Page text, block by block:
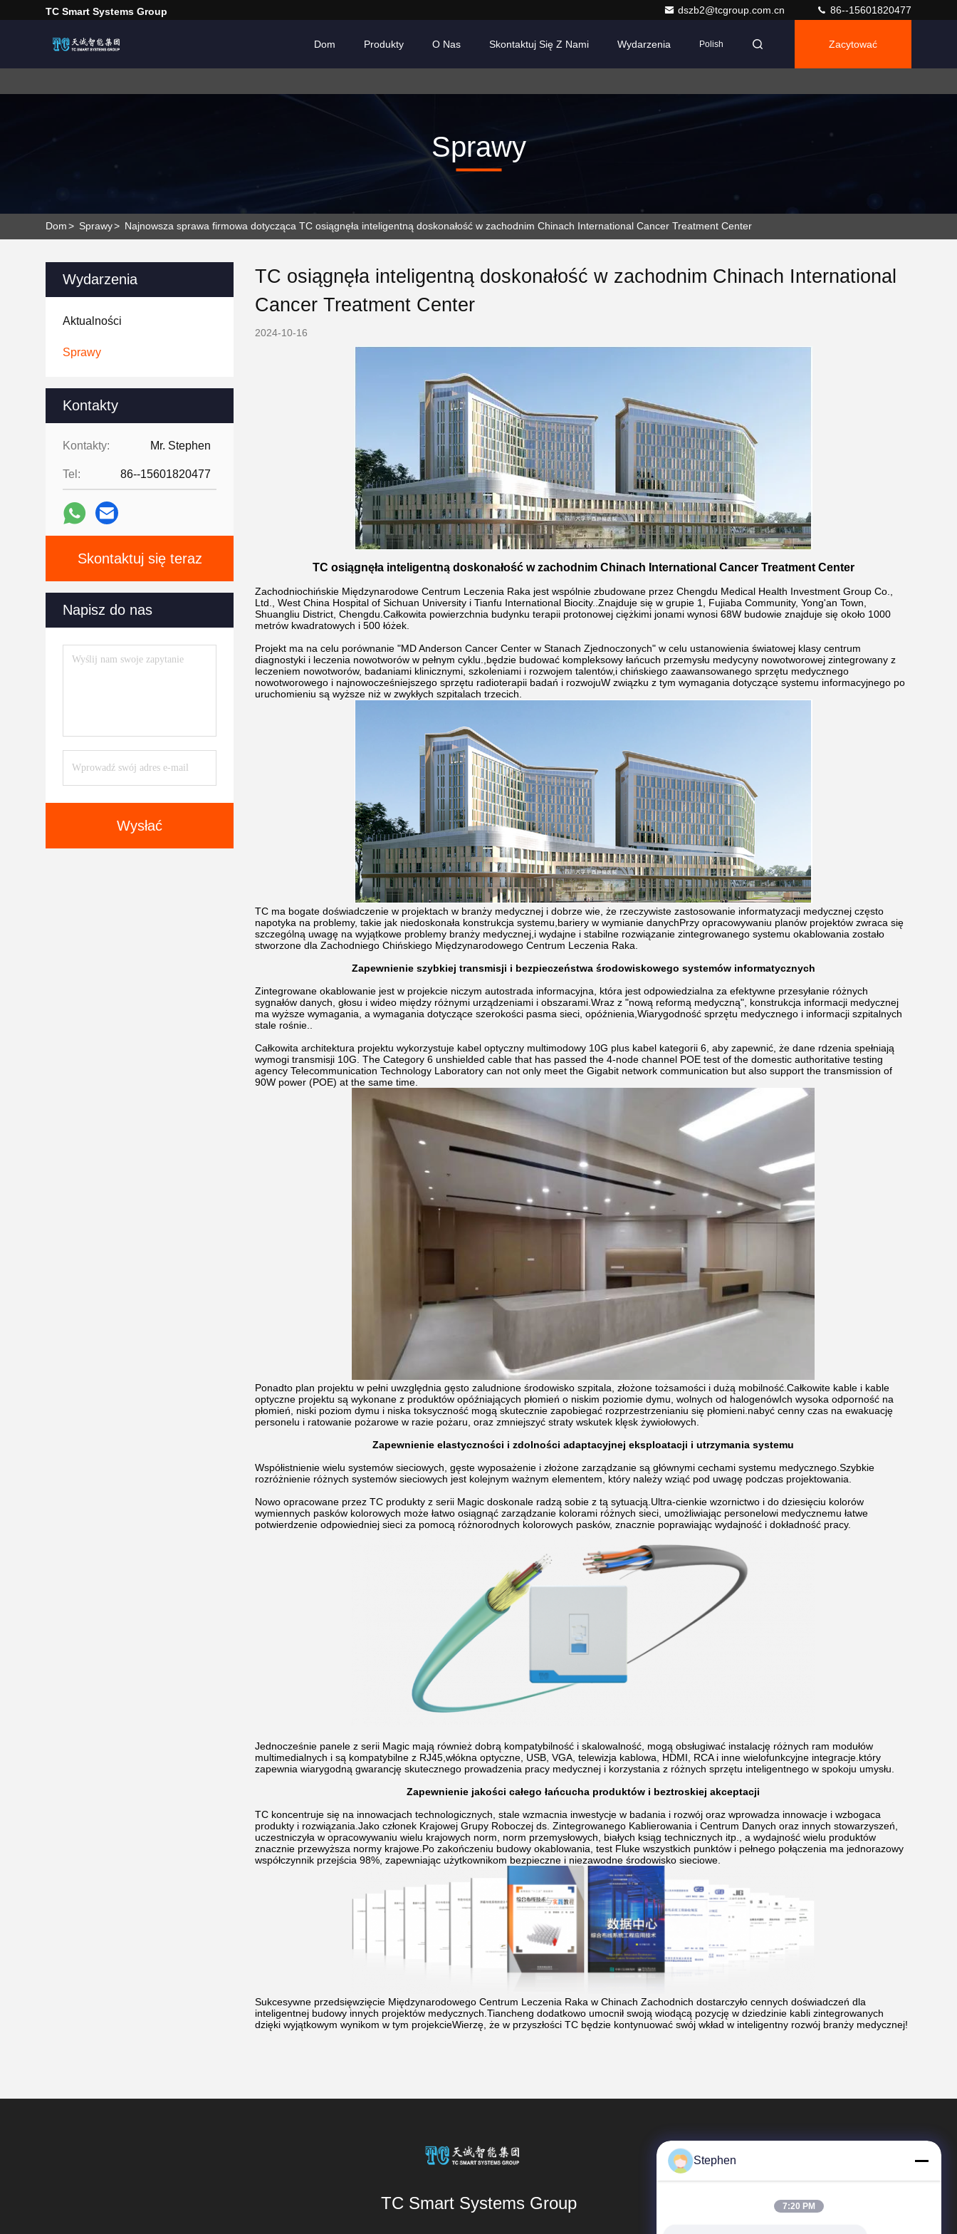
TC Smart Systems Group dszb2@tcgroup.com.cn 86--15601820477
Dom Produkty O Nas Skontaktuj Się Z Nami Wydarzenia Polish Zacytować
Sprawy
Dom> Sprawy> Najnowsza sprawa firmowa dotycząca TC osiągnęła inteligentną doskonałość w zachodnim Chinach International Cancer Treatment Center
Wydarzenia
Aktualności
Sprawy
Kontakty
Kontakty: Mr. Stephen
Tel: 86--15601820477
Skontaktuj się teraz
Napisz do nas
Wysłać
TC osiągnęła inteligentną doskonałość w zachodnim Chinach International
Cancer Treatment Center
2024-10-16
TC osiągnęła inteligentną doskonałość w zachodnim Chinach International Cancer Treatment Center
Zachodniochińskie Międzynarodowe Centrum Leczenia Raka jest wspólnie zbudowane przez Chengdu Medical Health Investment Group Co.,
Ltd., West China Hospital of Sichuan University i Tianfu International Biocity..Znajduje się w grupie 1, Fujiaba Community, Yong'an Town,
Shuangliu District, Chengdu.Całkowita powierzchnia budynku terapii protonowej ciężkimi jonami wynosi 68W budowie znajduje się około 1000
metrów kwadratowych i 500 łóżek.
Projekt ma na celu porównanie "MD Anderson Cancer Center w Stanach Zjednoczonych" w celu ustanowienia światowej klasy centrum
diagnostyki i leczenia nowotworów w pełnym cyklu.,będzie budować kompleksowy łańcuch przemysłu medycyny nowotworowej zintegrowany z
leczeniem nowotworów, badaniami klinicznymi, szkoleniami i rozwojem talentów,i chińskiego zaawansowanego sprzętu medycznego
nowotworowego i najnowocześniejszego sprzętu radioterapii badań i rozwojuW związku z tym wymagania dotyczące systemu informacyjnego po
uruchomieniu są wyższe niż w zwykłych szpitalach trzecich.
TC ma bogate doświadczenie w projektach w branży medycznej i dobrze wie, że rzeczywiste zastosowanie informatyzacji medycznej często
napotyka na problemy, takie jak niedoskonała konstrukcja systemu,bariery w wymianie danychPrzy opracowywaniu planów projektów zwraca się
szczególną uwagę na wyjątkowe problemy branży medycznej,i wydajne i stabilne rozwiązanie zintegrowanego systemu okablowania zostało
stworzone dla Zachodniego Chińskiego Międzynarodowego Centrum Leczenia Raka.
Zapewnienie szybkiej transmisji i bezpieczeństwa środowiskowego systemów informatycznych
Zintegrowane okablowanie jest w projekcie niczym autostrada informacyjna, która jest odpowiedzialna za efektywne przesyłanie różnych
sygnałów danych, głosu i wideo między różnymi urządzeniami i obszarami.Wraz z "nową reformą medyczną", konstrukcja informacji medycznej
ma wyższe wymagania, a wymagania dotyczące szerokości pasma sieci, opóźnienia,Wiarygodność sprzętu medycznego i informacji szpitalnych
stale rośnie..
Całkowita architektura projektu wykorzystuje kabel optyczny multimodowy 10G plus kabel kategorii 6, aby zapewnić, że dane rdzenia spełniają
wymogi transmisji 10G. The Category 6 unshielded cable that has passed the 4-node channel POE test of the domestic authoritative testing
agency Telecommunication Technology Laboratory can not only meet the Gigabit network communication but also support the transmission of
90W power (POE) at the same time.
Ponadto plan projektu w pełni uwzględnia gęsto zaludnione środowisko szpitala, złożone tożsamości i dużą mobilność.Całkowite kable i kable
optyczne projektu są wykonane z produktów opóźniających płomień o niskim poziomie dymu, wolnych od halogenówIch wysoka odporność na
płomień, niski poziom dymu i niska toksyczność mogą skutecznie zapobiegać rozprzestrzenianiu się płomieni.nabyć cenny czas na ewakuację
personelu i ratowanie pożarowe w razie pożaru, oraz zmniejszyć straty wskutek klęsk żywiołowych.
Zapewnienie elastyczności i zdolności adaptacyjnej eksploatacji i utrzymania systemu
Współistnienie wielu systemów sieciowych, gęste wyposażenie i złożone zarządzanie są głównymi cechami systemu medycznego.Szybkie
rozróżnienie różnych systemów sieciowych jest kolejnym ważnym elementem, który należy wziąć pod uwagę podczas projektowania.
Nowo opracowane przez TC produkty z serii Magic doskonale radzą sobie z tą sytuacją.Ultra-cienkie wzornictwo i do dziesięciu kolorów
wymiennych pasków kolorowych może łatwo osiągnąć zarządzanie kolorami różnych sieci, umożliwiając personelowi medycznemu łatwe
potwierdzenie odpowiedniej sieci za pomocą różnorodnych kolorowych pasków, znacznie poprawiając wydajność i dokładność pracy.
Jednocześnie panele z serii Magic mają również dobrą kompatybilność i skalowalność, mogą obsługiwać instalację różnych ram modułów
multimedialnych i są kompatybilne z RJ45,włókna optyczne, USB, VGA, telewizja kablowa, HDMI, RCA i inne wielofunkcyjne integracje.który
zapewnia wiarygodną gwarancję skutecznego prowadzenia pracy medycznej i korzystania z różnych sprzętu inteligentnego w spokoju umysłu.
Zapewnienie jakości całego łańcucha produktów i beztroskiej akceptacji
TC koncentruje się na innowacjach technologicznych, stale wzmacnia inwestycje w badania i rozwój oraz wprowadza innowacje i wzbogaca
produkty i rozwiązania.Jako członek Krajowej Grupy Roboczej ds. Zintegrowanego Kablierowania i Centrum Danych oraz innych stowarzyszeń,
uczestniczyła w opracowywaniu wielu krajowych norm, norm przemysłowych, białych ksiąg technicznych itp., a wydajność wielu produktów
znacznie przewyższa normy krajowe.Po zakończeniu budowy okablowania, test Fluke wszystkich punktów i pełnego połączenia ma jednorazowy
współczynnik przejścia 98%, zapewniając użytkownikom bezpieczne i niezawodne środowisko sieciowe.
Sukcesywne przedsięwzięcie Międzynarodowego Centrum Leczenia Raka w Chinach Zachodnich dostarczyło cennych doświadczeń dla
inteligentnej budowy innych projektów medycznych.Tiancheng dodatkowo umocnił swoją wiodącą pozycję w dziedzinie kabli zintegrowanych
dzięki wyjątkowym wynikom w tym projekcieWierzę, że w przyszłości TC będzie kontynuować swój wkład w inteligentny rozwój branży medycznej!
TC Smart Systems Group
Stephen
7:20 PM